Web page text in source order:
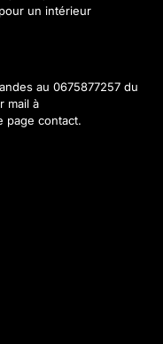
un intérieur
au 0675877257 du
mail à
page contact.